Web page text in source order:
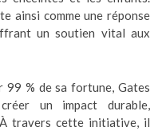
ainsi comme une réponse
un soutien vital aux
99 % de sa fortune, Gates
un impact durable,
À travers cette initiative, il